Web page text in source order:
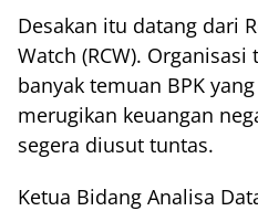
Desakan itu datang dari
Watch (RCW).
banyak temuan BPK
merugikan keuangan
segera diusut tuntas.
Ketua Bidang Analisa